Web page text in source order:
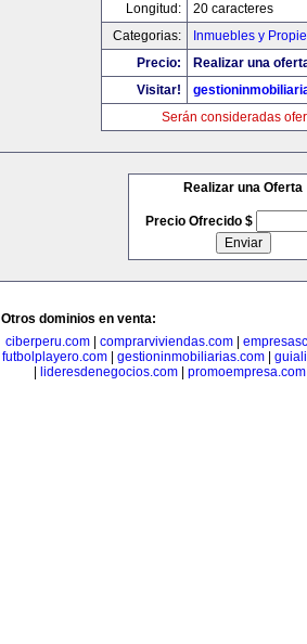
Longitud:
20 caracteres
Categorias:
Inmuebles y
Precio:
Realizar una
Visitar!
Serán consideradas
Realizar una Oferta
Precio Ofrecido $
Otros dominios en venta:
ciberperu.com
comprarviviendas.com
futbolplayero.com| gestioninmobiliarias.com|
lideresdenegocios.com promoempresa.com